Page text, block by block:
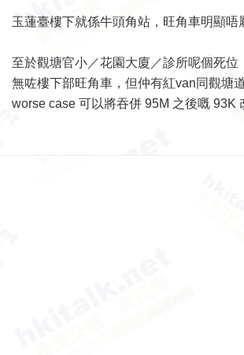
玉蓮臺樓下就係牛頭角站，旺角車明顯唔
至於觀塘官小／花園大廈／診所呢個死位
無咗樓下部旺角車，但仲有紅van同觀塘
worse case 可以將吞併 95M 之後嘅 93K